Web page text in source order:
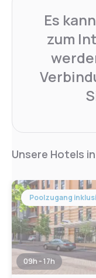
Es
zum
Unsere Hotels
Poolzugang
09h - 17h